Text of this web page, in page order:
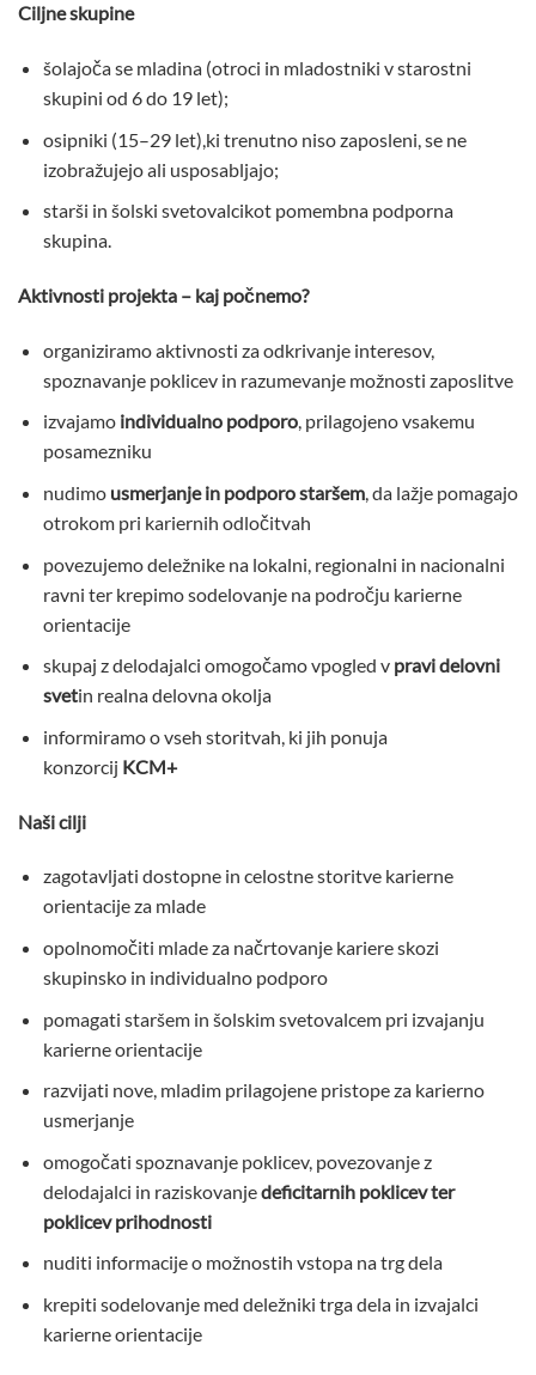
Ciljne skupine
šolajoča se mladina (otroci in mladostniki v starostni
skupini od 6 do 19 let);
osipniki (15–29 let),ki trenutno niso zaposleni, se ne
izobražujejo ali usposabljajo;
starši in šolski svetovalcikot pomembna podporna
skupina.
Aktivnosti projekta – kaj počnemo?
organiziramo aktivnosti za odkrivanje interesov,
spoznavanje poklicev in razumevanje možnosti zaposlitve
izvajamo individualno podporo, prilagojeno vsakemu
posamezniku
nudimo usmerjanje in podporo staršem, da lažje pomagajo
otrokom pri kariernih odločitvah
povezujemo deležnike na lokalni, regionalni in nacionalni
ravni ter krepimo sodelovanje na področju karierne
orientacije
skupaj z delodajalci omogočamo vpogled v pravi delovni
svetin realna delovna okolja
informiramo o vseh storitvah, ki jih ponuja
konzorcij KCM+
Naši cilji
zagotavljati dostopne in celostne storitve karierne
orientacije za mlade
opolnomočiti mlade za načrtovanje kariere skozi
skupinsko in individualno podporo
pomagati staršem in šolskim svetovalcem pri izvajanju
karierne orientacije
razvijati nove, mladim prilagojene pristope za karierno
usmerjanje
omogočati spoznavanje poklicev, povezovanje z
delodajalci in raziskovanjedeficitarnih poklicev ter
poklicev prihodnosti
nuditi informacije o možnostih vstopa na trg dela
krepiti sodelovanje med deležniki trga dela in izvajalci
karierne orientacije